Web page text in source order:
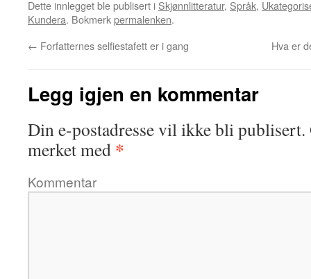
Dette innlegget ble publisert i Skjønnlitteratur, Språk,
Kundera. Bokmerkpermalenken.
← Forfatternes selfiestafett er i gang Hva er
Legg igjen en kommentar
Din e-postadresse vil ikke bli publisert.
merket med *
Kommentar